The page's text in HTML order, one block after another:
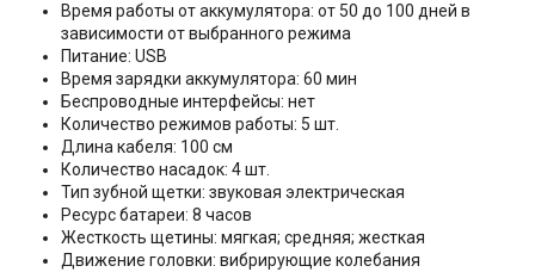
Время работы от аккумулятора: от 50 до 100 дней в
зависимости от выбранного режима
Питание: USB
Время зарядки аккумулятора: 60 мин
Беспроводные интерфейсы: нет
Количество режимов работы: 5 шт.
Длина кабеля: 100 см
Количество насадок: 4 шт.
Тип зубной щетки: звуковая электрическая
Ресурс батареи: 8 часов
Жесткость щетины: мягкая; средняя; жесткая
Движение головки: вибрирующие колебания